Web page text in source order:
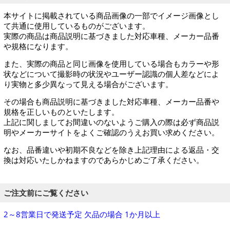
本サイトに掲載されている商品画像の一部でイメージ画像とし
て共通に使用しているものがございます。
実際の商品は商品説明に基づきました対応車種、メーカー品番
や規格になります。
また、実際の商品と同じ画像を使用している場合もカラーや形
状などについて撮影時の状況やユーザー認識の個人差などによ
り実物と多少異なって見える場合がございます。
その場合も商品説明に基づきました対応車種、メーカー品番や
規格を正しいものといたします。
上記に関しましてお間違いのないようご購入の際は必ず商品説
明やメーカーサイトをよくご確認のうえお買い求めください。
なお、品番違いや初期不良などを除き上記理由による返品・交
換は対応いたしかねますのであらかじめご了承ください。
ご注文前にご覧ください
2～8営業日で発送予定 欠品の場合 1か月以上